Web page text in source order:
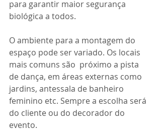
para garantir maior segurança
biológica a todos.
O ambiente para a montagem do
espaço pode ser variado. Os locais
mais comuns são  próximo a pista
de dança, em áreas externas como
jardins, antessala de banheiro
feminino etc. Sempre a escolha será
do cliente ou do decorador do
evento.